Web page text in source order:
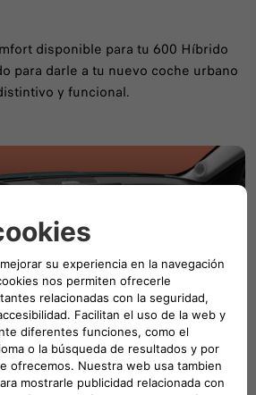
disponible para tu 600 Híbrido
para darle a tu nuevo coche urbano
y funcional.